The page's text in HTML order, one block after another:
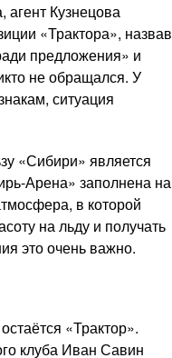
агент Кузнецова
«Трактора», назвав
предложения» и
не обращался. У
ситуация
«Сибири» является
Арена» заполнена на
в которой
на льду и получать
это очень важно.
«Трактор».
клуба Иван Савин